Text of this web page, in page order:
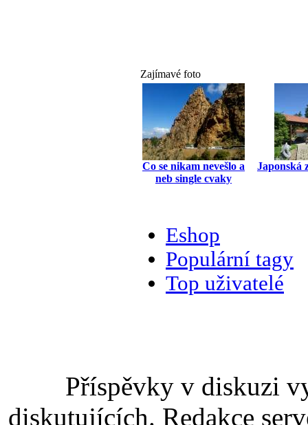
Zajímavé foto
Co se nikam nevešlo a
neb single cvaky
Japonská
Eshop
Populární tagy
Top uživatelé
Příspěvky v diskuzi
diskutujících. Redakce